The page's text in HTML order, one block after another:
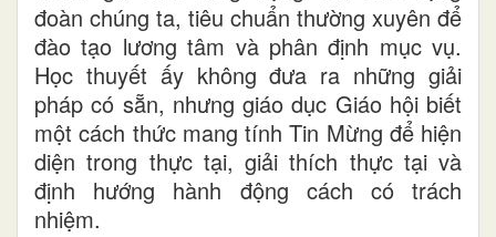
đoàn chúng ta, tiêu chuẩn thường xuyên để
đào tạo lương tâm và phân định mục vụ.
Học thuyết ấy không đưa ra những giải
pháp có sẵn, nhưng giáo dục Giáo hội biết
một cách thức mang tính Tin Mừng để hiện
diện trong thực tại, giải thích thực tại và
định hướng hành động cách có trách
nhiệm.